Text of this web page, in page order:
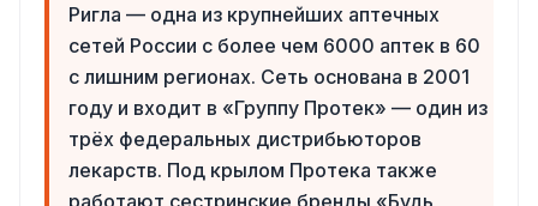
Ригла — одна из крупнейших аптечных
сетей России с более чем 6000 аптек в 60
с лишним регионах. Сеть основана в 2001
году и входит в «Группу Протек» — один из
трёх федеральных дистрибьюторов
лекарств. Под крылом Протека также
работают сестринские бренды «Будь